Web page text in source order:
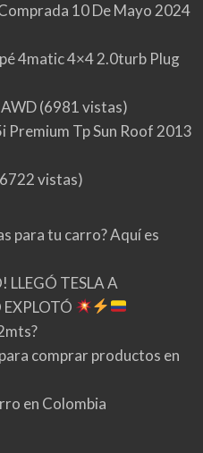
10 De Mayo 2024
4matic 4×4 2.0turb Plug
(6981 vistas)
Premium Tp Sun Roof 2013
vistas)
para tu carro? Aquí es
LLEGÓ TESLA A
comprar productos en
en Colombia